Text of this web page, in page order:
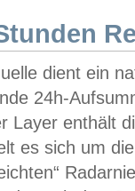
dient ein
24h-
Layer enthält
es sich um